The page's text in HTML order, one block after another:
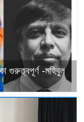
গুরুত্বপূর্ণ -মহিবুল